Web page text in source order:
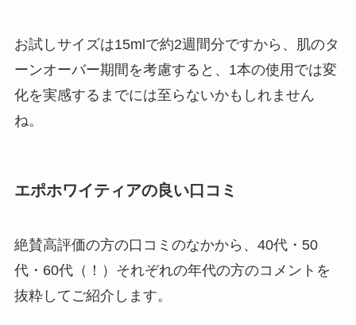
お試しサイズは15mlで約2週間分ですから、肌のタ
ーンオーバー期間を考慮すると、1本の使用では変
化を実感するまでには至らないかもしれません
ね。
エポホワイティアの良い口コミ
絶賛高評価の方の口コミのなかから、40代・50
代・60代（！）それぞれの年代の方のコメントを
抜粋してご紹介します。